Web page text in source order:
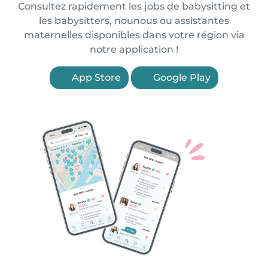
Consultez rapidement les jobs de babysitting et
les babysitters, nounous ou assistantes
maternelles disponibles dans votre région via
notre application !
App Store Google Play